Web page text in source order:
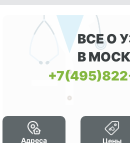
ВСЕ О
В
Адреса Цены